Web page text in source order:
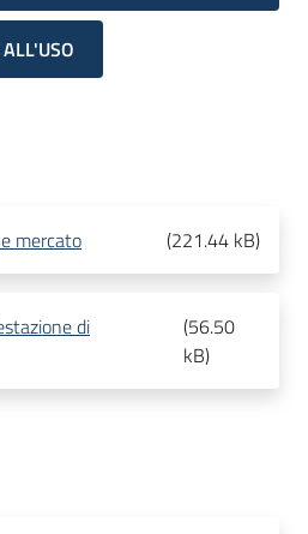
mercato (221.44 kB)
di
(56.50
kB)